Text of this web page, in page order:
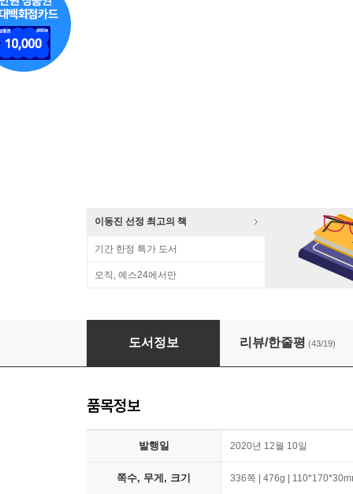
이동진 선정 최고의 책
기간 한정 특가 도서
오직, 예스24에서만
어떻게 분노를 다스릴 것인가? + 어떻게 자유
도서정보 리뷰/한줄평 (43/19)
품목정보
발행일 2020년 12월 10일
쪽수, 무게, 크기 336쪽 | 476g |